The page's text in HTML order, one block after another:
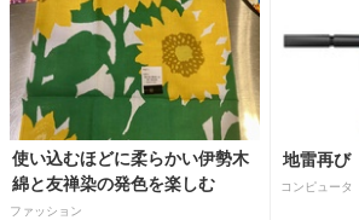
使い込むほどに柔らかい伊勢木
綿と友禅染の発色を楽しむ
ファッション
地雷再び
コンピュータ